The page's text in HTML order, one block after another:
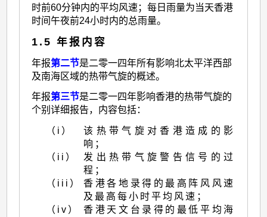
时前60分钟内的平均风速；每日雨量为当天香港
时间午夜前24小时内的总雨量。
1.5 年报内容
年报第二节是二零一四年所有影响北太平洋西部
及南海区域的热带气旋的概述。
年报第三节是二零一四年影响香港的热带气旋的
个别详细报告，内容包括：
（i）
该热带气旋对香港造成的影
响；
（ii）
发出热带气旋警告信号的过
程；
（iii）
香港各地录得的最高阵风风速
及最高每小时平均风速；
（iv）
香港天文台录得的最低平均海